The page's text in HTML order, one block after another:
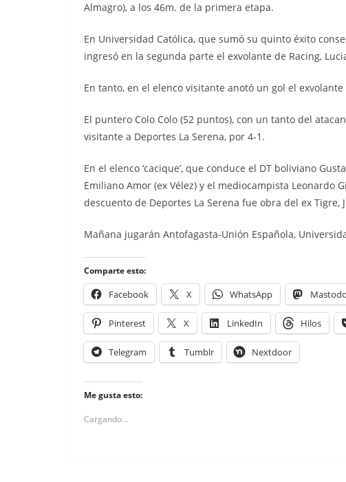
Almagro), a los 46m. de la primera etapa.
En Universidad Católica, que sumó su quinto éxito
ingresó en la segunda parte el exvolante de Racing,
En tanto, en el elenco visitante anotó un gol el
El puntero Colo Colo (52 puntos), con un tanto del
visitante a Deportes La Serena, por 4-1.
En el elenco ‘cacique’, que conduce el DT boliviano
Emiliano Amor (ex Vélez) y el mediocampista Leonardo
descuento de Deportes La Serena fue obra del ex Tigre,
Mañana jugarán Antofagasta-Unión Española,
Comparte esto:
Facebook X WhatsApp
Pinterest X LinkedIn Hilos
Telegram Tumblr Nextdoor
Me gusta esto:
Cargando...